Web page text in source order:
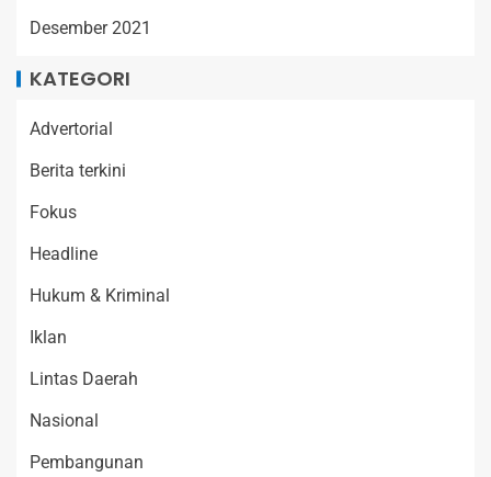
Desember 2021
KATEGORI
Advertorial
Berita terkini
Fokus
Headline
Hukum & Kriminal
Iklan
Lintas Daerah
Nasional
Pembangunan